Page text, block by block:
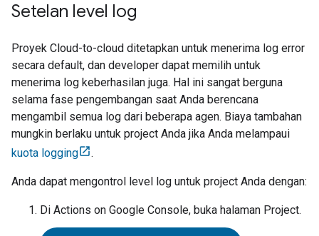
Setelan level log
Proyek Cloud-to-cloud ditetapkan untuk menerima log error
secara default, dan developer dapat memilih untuk
menerima log keberhasilan juga. Hal ini sangat berguna
selama fase pengembangan saat Anda berencana
mengambil semua log dari beberapa agen. Biaya tambahan
mungkin berlaku untuk project Anda jika Anda melampaui
kuota logging
.
Anda dapat mengontrol level log untuk project Anda dengan:
Di Actions on Google Console, buka halaman Project.